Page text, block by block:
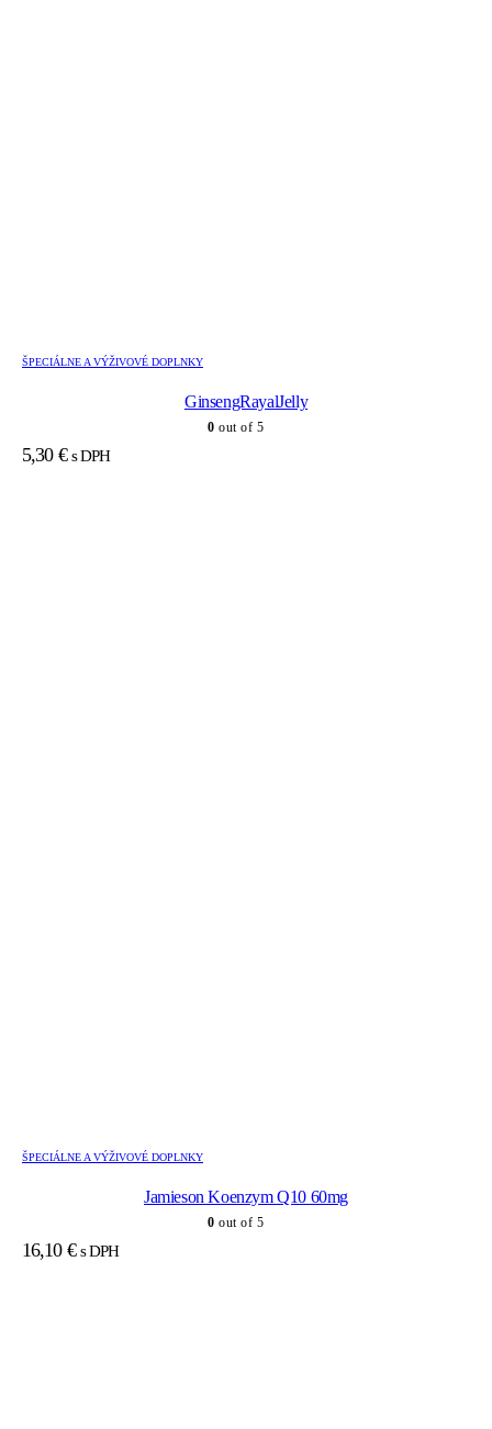
ŠPECIÁLNE A VÝŽIVOVÉ DOPLNKY
GinsengRayalJelly
0 out of 5
5,30 € s DPH
ŠPECIÁLNE A VÝŽIVOVÉ DOPLNKY
Jamieson Koenzym Q10 60mg
0 out of 5
16,10 € s DPH